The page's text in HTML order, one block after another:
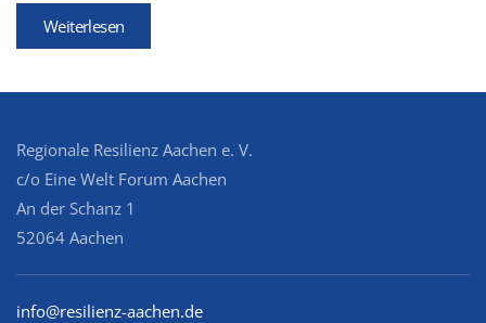
Weiterlesen
Regionale Resilienz Aachen e. V.
c/o Eine Welt Forum Aachen
An der Schanz 1
52064 Aachen
info@resilienz-aachen.de